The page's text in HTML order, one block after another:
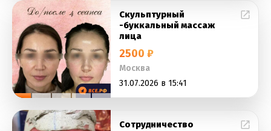
Скульптурный
-буккальный массаж
лица
2500 ₽
Москва
31.07.2026 в 15:41
Сотрудничество